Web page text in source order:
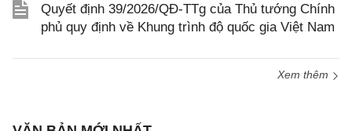
Quyết định 39/2026/QĐ-TTg của Thủ tướng Chính
phủ quy định về Khung trình độ quốc gia Việt Nam
Xem thêm